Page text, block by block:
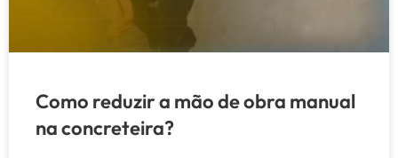
Como reduzir a mão de obra manual
na concreteira?